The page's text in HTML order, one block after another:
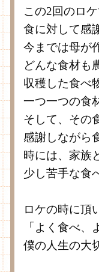
この2回のロ
食に対して感
今までは母が
どんな食材も
収穫した食べ
一つ一つの食
そして、その
感謝しながら
時には、家族
少し苦手な食
ロケの時に頂
「よく食べ
僕の人生の大